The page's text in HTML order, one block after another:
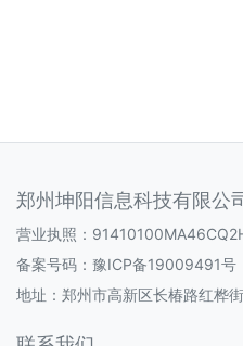
郑州坤阳信息科技有限公
营业执照：
备案号码：豫ICP备19009491号
地址：郑州市高新区长椿路红桦